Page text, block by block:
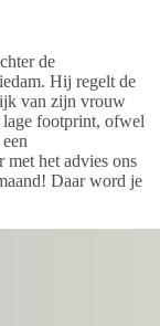
de
Hij regelt de
van zijn vrouw
lage footprint, ofwel
met het advies ons
Daar word je